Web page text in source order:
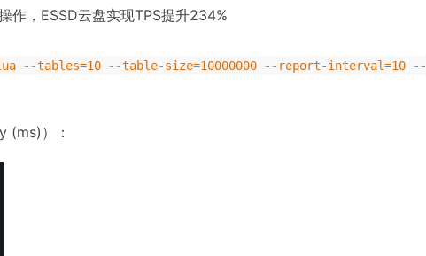
作，ESSD云盘实现TPS提升234%
--tables=10 --table-size=10000000 --report-interval=10 --
(ms)）：